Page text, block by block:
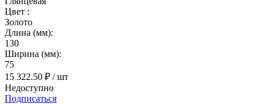
Цвет :
Золото
Длина (мм):
130
Ширина (мм):
75
15 322.50 ₽ / шт
Недоступно
Подписаться